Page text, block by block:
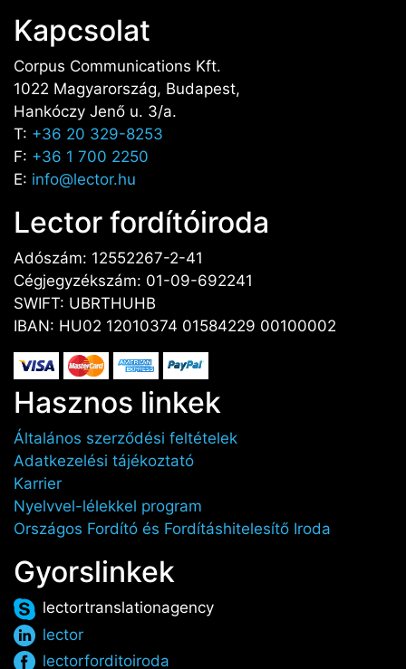
Kapcsolat
Corpus Communications Kft.
1022 Magyarország, Budapest,
Hankóczy Jenő u. 3/a.
T: +36 20 329-8253
F: +36 1 700 2250
E: info@lector.hu
Lector fordítóiroda
Adószám: 12552267-2-41
Cégjegyzékszám: 01-09-692241
SWIFT: UBRTHUHB
IBAN: HU02 12010374 01584229 00100002
Hasznos linkek
Általános szerződési feltételek
Adatkezelési tájékoztató
Karrier
Nyelvvel-lélekkel program
Országos Fordító és Fordításhitelesítő Iroda
Gyorslinkek
lectortranslationagency
lector
lectorforditoiroda